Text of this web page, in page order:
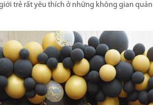
trẻ rất yêu thích ở những không gian